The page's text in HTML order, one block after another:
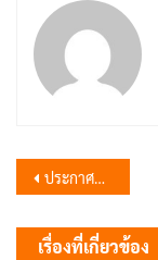
แนะแนว
เรื่อง
ประกาศคณะกรรมการพนักงานเทศบาลจังหวัดลพบุรี เรื่อง หลักเกณฑ์และเงื่อนไขเกี่ยวกับการบริหารงานบุคคลสำหรับพนักงานจ้างของเทศบาล
เรื่องที่เกี่ยวข้อง